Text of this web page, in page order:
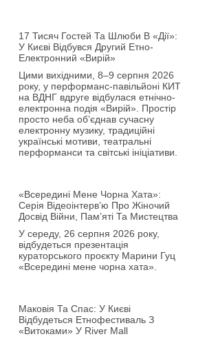
17 Тисяч Гостей Та Шлюби В «Дії»:
У Києві Відбувся Другий Етно-
Електронний «Вирій»
Цими вихідними, 8–9 серпня 2026
року, у перформанс-павільйоні КИТ
на ВДНГ вдруге відбулася етнічно-
електронна подія «Вирій». Простір
просто неба об’єднав сучасну
електронну музику, традиційні
українські мотиви, театральні
перформанси та світські ініціативи.
«Всередині Мене Чорна Хата»:
Серія Відеоінтерв’ю Про Жіночий
Досвід Війни, Пам’яті Та Мистецтва
У середу, 26 серпня 2026 року,
відбудеться презентація
кураторського проєкту Марини Гуц
«Всередині мене чорна хата».
Маковія Та Спас: У Києві
Відбудеться Етнофестиваль З
«Витоками» У River Mall